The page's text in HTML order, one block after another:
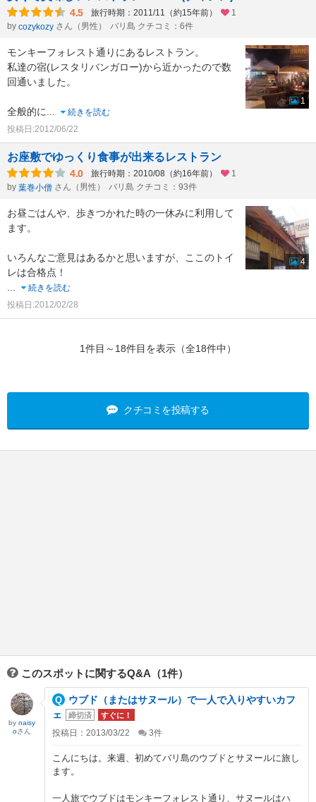
4.5 旅行時期：2011/11（約15年前）
1
by cozykozy さん（男性） バリ島 クチコミ：6件
モンキーフォレスト通りにあるレストラン。
私達の宿(レスタリバンガロー)から近かったので数
回通いました。
全般的に...
続きを読む
投稿日:2012/06/22
1
お座敷でゆっくり食事が出来るレストラン
4.0 旅行時期：2010/08（約16年前）
1
by 葉巻小僧 さん（男性） バリ島 クチコミ：93件
お昼ごはんや、歩きつかれた時の一休みに利用して
ます。
いろんなご意見はあるかと思いますが、ここのトイ
レは合格点！
...
続きを読む
投稿日:2012/02/28
4
1件目～18件目を表示（全18件中）
クチコミを投稿する
このスポットに関するQ&A（1件）
ウブド（またはサヌール）で一人で入りやすいカフ
ェ
締切済 すぐに！
投稿日：2013/03/22 3件
こんにちは。来週、初めてバリ島のウブドとサヌールに旅し
ます。
一人旅でウブドはモンキーフォレスト通り、サヌールはハ
bynaisy
oさん